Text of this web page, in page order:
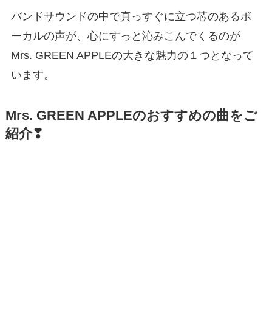
バンドサウンドの中で真っすぐに立つ芯のあるボ
ーカルの声が、心にすっと沁みこんでくるのが
Mrs. GREEN APPLEの大きな魅力の１つとなって
います。
Mrs. GREEN APPLEのおすすめの曲をご
紹介❣